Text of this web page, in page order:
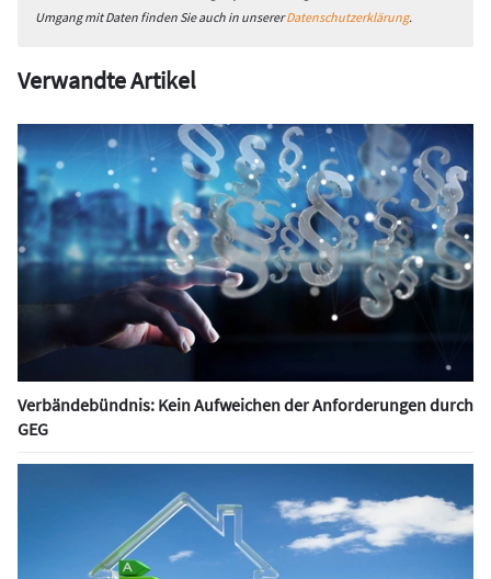
Umgang mit Daten finden Sie auch in unsererDatenschutzerklärung.
Verwandte Artikel
Verbändebündnis: Kein Aufweichen der Anforderungen durch
GEG